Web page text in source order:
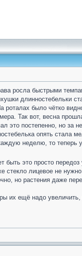
росла быстрыми
длинностебельки
было чётко
Так вот, весна
это постепенно, но за
опять стала
неделю, то теперь
это просто
лицевое не
но растения даже
их ещё надо увеличить,